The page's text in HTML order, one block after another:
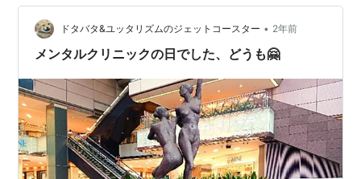
ドタバタ&ユッタリズムのジェットコースター • 2年前
メンタルクリニックの日でした、どうも🤗